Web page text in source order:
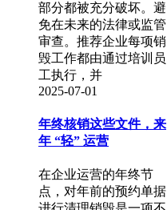
部分都被充分破坏。避
免在未来的法律或监管
审查。推荐企业每项销
毁工作都由通过培训员
工执行，并
2025-07-01
年终核销这些文件，来
年 “轻” 运营
在企业运营的年终节
点，对年前的预约单据